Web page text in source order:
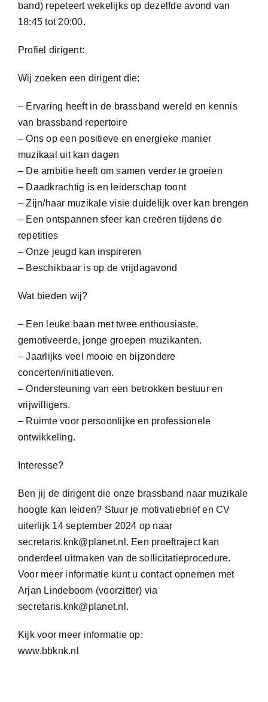
band) repeteert wekelijks op dezelfde avond van
18:45 tot 20:00.
Profiel dirigent:
Wij zoeken een dirigent die:
– Ervaring heeft in de brassband wereld en kennis
van brassband repertoire
– Ons op een positieve en energieke manier
muzikaal uit kan dagen
– De ambitie heeft om samen verder te groeien
– Daadkrachtig is en leiderschap toont
– Zijn/haar muzikale visie duidelijk over kan brengen
– Een ontspannen sfeer kan creëren tijdens de
repetities
– Onze jeugd kan inspireren
– Beschikbaar is op de vrijdagavond
Wat bieden wij?
– Een leuke baan met twee enthousiaste,
gemotiveerde, jonge groepen muzikanten.
– Jaarlijks veel mooie en bijzondere
concerten/initiatieven.
– Ondersteuning van een betrokken bestuur en
vrijwilligers.
– Ruimte voor persoonlijke en professionele
ontwikkeling.
Interesse?
Ben jij de dirigent die onze brassband naar muzikale
hoogte kan leiden? Stuur je motivatiebrief en CV
uiterlijk 14 september 2024 op naar
secretaris.knk@planet.nl. Een proeftraject kan
onderdeel uitmaken van de sollicitatieprocedure.
Voor meer informatie kunt u contact opnemen met
Arjan Lindeboom (voorzitter) via
secretaris.knk@planet.nl.
Kijk voor meer informatie op:
www.bbknk.nl